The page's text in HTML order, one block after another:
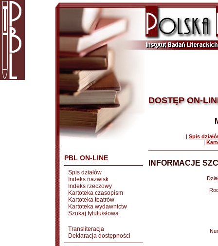
PBL ON-LINE
Spis działów
Indeks nazwisk
Indeks rzeczowy
Kartoteka czasopism
Kartoteka teatrów
Kartoteka wydawnictw
Szukaj tytułu/słowa
Transliteracja
Deklaracja dostępności
DOSTĘP ON-
| Spis
|
INFORMACJE